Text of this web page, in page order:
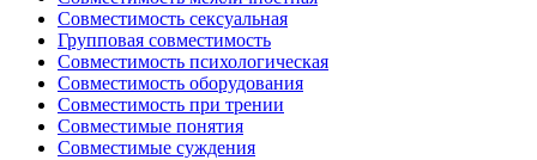
Совместимость сексуальная
Групповая совместимость
Совместимость психологическая
Совместимость оборудования
Совместимость при трении
Совместимые понятия
Совместимые суждения